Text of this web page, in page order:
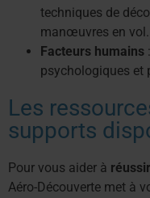
techniques de
manœuvres en vol.
Facteurs humains
psychologiques et
Les
supports
Pour vous aider à
Aéro-Découverte met à